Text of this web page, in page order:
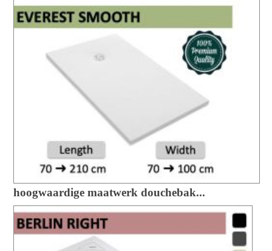
hoogwaardige maatwerk douchebak...